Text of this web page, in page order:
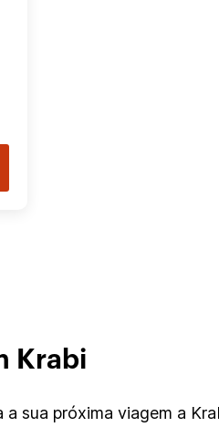
Krabi
sua próxima viagem a